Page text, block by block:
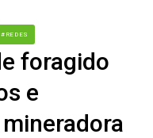
#REDES
foragido
e